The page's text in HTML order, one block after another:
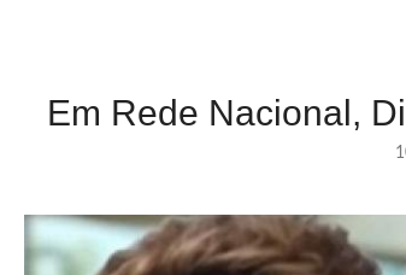
Em Rede Nacional,